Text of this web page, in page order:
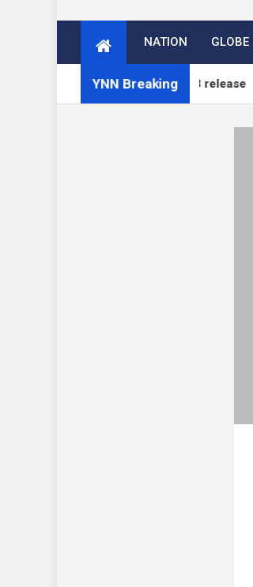
NATION GLOBE
YNN Breaking
blog: WordPress 7.0.3 release